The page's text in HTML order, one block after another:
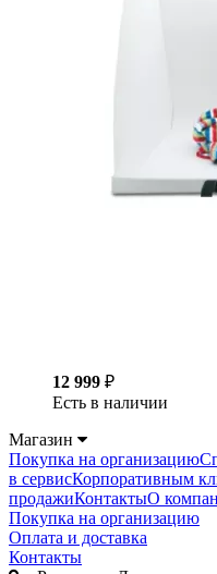
12 999 ₽
Есть в наличии
Магазин
Покупка на организацию
в сервисКорпоративным
продажиКонтактыО
Покупка на организацию
Оплата и доставка
Контакты